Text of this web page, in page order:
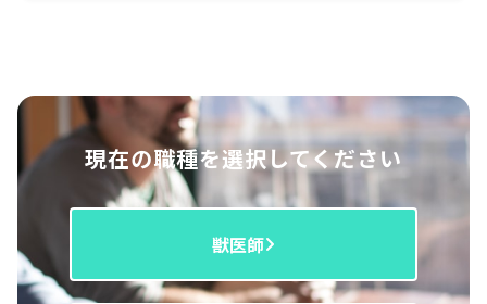
現在の職種を選択してください
獣医師